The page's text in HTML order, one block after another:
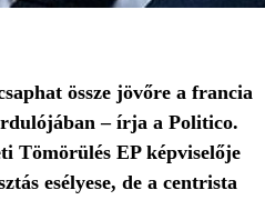
össze jövőre a francia
– írja a Politico.
Tömörülés EP képviselője
esélyese, de a centrista